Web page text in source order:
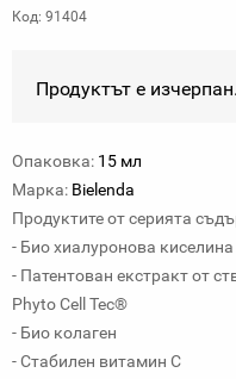
Код: 91404
Продуктът е изчерпан.
Опаковка: 15 мл
Марка: Bielenda
Продуктите от серията
- Био хиалуронова киселина
- Патентован екстракт от
Phyto Cell Tec®
- Био колаген
- Стабилен витамин С